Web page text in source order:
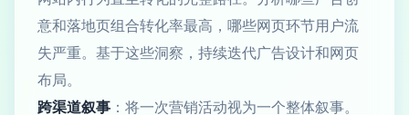
意和落地页组合转化率最高，哪些网页环节用户流
失严重。基于这些洞察，持续迭代广告设计和网页
布局。
跨渠道叙事 ：将一次营销活动视为一个整体叙事。